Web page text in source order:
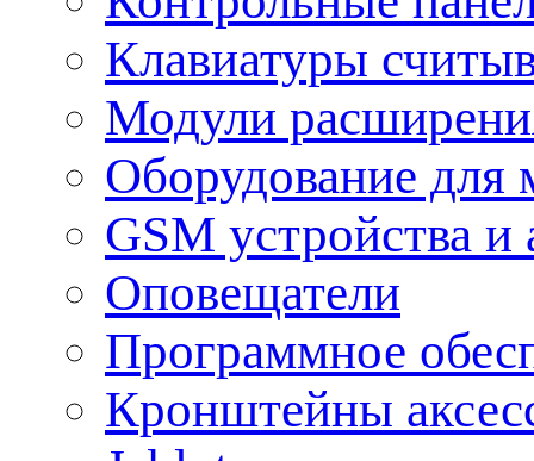
Клавиатуры
Модули
Оборудование для
GSM устройства и
Оповещатели
Программное
Кронштейны